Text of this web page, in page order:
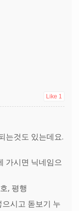
Like 1
는것도 있는데요.
가시면 닉네임으
시고 돋보기 누